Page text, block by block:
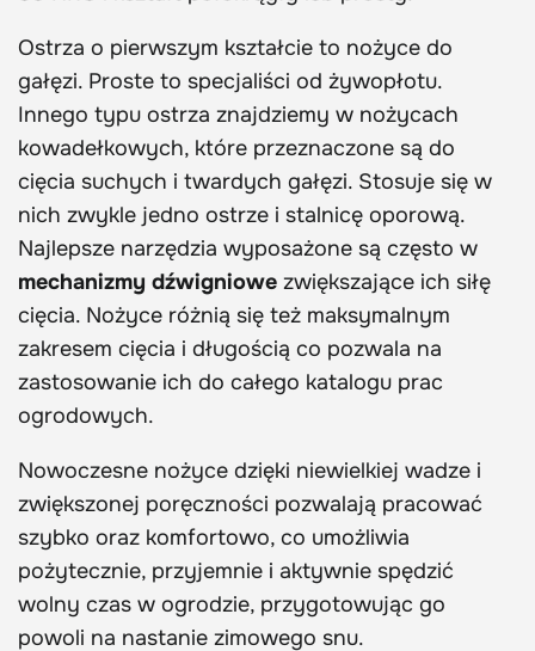
Ostrza o pierwszym kształcie to nożyce do
gałęzi. Proste to specjaliści od żywopłotu.
Innego typu ostrza znajdziemy w nożycach
kowadełkowych, które przeznaczone są do
cięcia suchych i twardych gałęzi. Stosuje się w
nich zwykle jedno ostrze i stalnicę oporową.
Najlepsze narzędzia wyposażone są często w
mechanizmy dźwigniowe zwiększające ich siłę
cięcia. Nożyce różnią się też maksymalnym
zakresem cięcia i długością co pozwala na
zastosowanie ich do całego katalogu prac
ogrodowych.
Nowoczesne nożyce dzięki niewielkiej wadze i
zwiększonej poręczności pozwalają pracować
szybko oraz komfortowo, co umożliwia
pożytecznie, przyjemnie i aktywnie spędzić
wolny czas w ogrodzie, przygotowując go
powoli na nastanie zimowego snu.